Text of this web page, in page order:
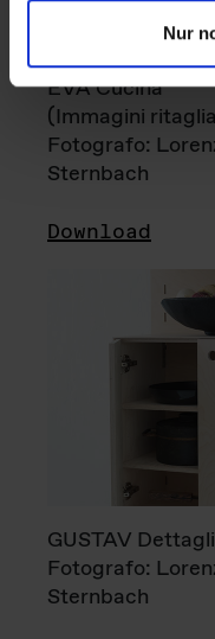
Nur
EVA Cucina
(Immagini
Fotografo:
Sternbach
Download
GUSTAV
Fotografo:
Sternbach